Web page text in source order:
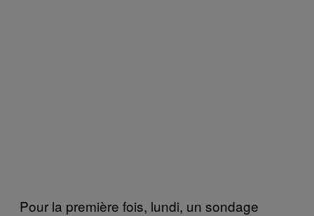
Pour la première fois, lundi, un sondage